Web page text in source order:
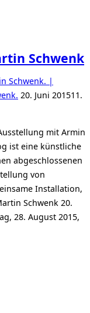
Schwenk
Schwenk. |
Veröffentlicht
20. Juni 201511.
mit Armin
ist eine künstliche
abgeschlossenen
von
Installation,
Schwenk 20.
28. August 2015,